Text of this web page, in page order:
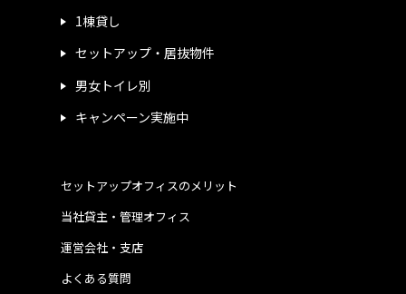
1棟貸し
セットアップ・居抜物件
男女トイレ別
キャンペーン実施中
運営会社・支店
よくある質問
当社貸主・管理オフィス
セットアップオフィスのメリット